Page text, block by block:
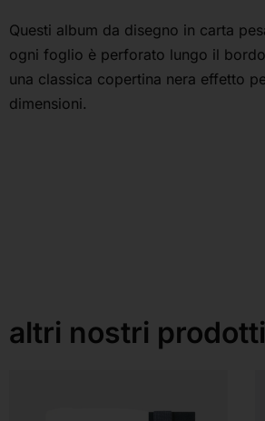
Questi album da disegno in carta
ogni foglio è perforato lungo il
una classica copertina nera effetto
dimensioni.
altri nostri prodotti